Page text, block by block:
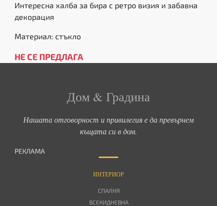
Интересна халба за бира с ретро визия и забавна
декорация
Материал: стъкло
НЕ СЕ ПРЕДЛАГА
Дом & Градина
Нашата отговорност и привилегия е да превърнем
къщата си в дом.
РЕКЛАМА
ИНТЕРИОР
СПАЛНЯ
ВСЕКИДНЕВНА